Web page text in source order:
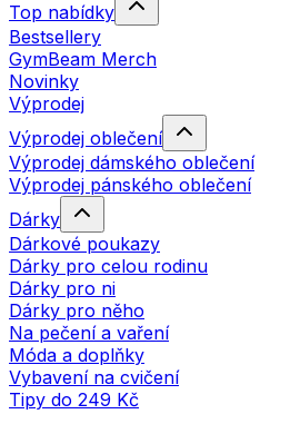
Top nabídky
Bestsellery
GymBeam Merch
Novinky
Výprodej
Výprodej oblečení
Výprodej dámského oblečení
Výprodej pánského oblečení
Dárky
Dárkové poukazy
Dárky pro celou rodinu
Dárky pro ni
Dárky pro něho
Na pečení a vaření
Móda a doplňky
Vybavení na cvičení
Tipy do 249 Kč